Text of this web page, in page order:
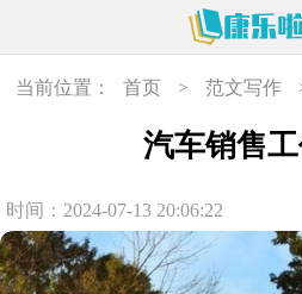
当前位置： 首页 > 范文写作
汽车销售
时间：2024-07-13 20:06:22